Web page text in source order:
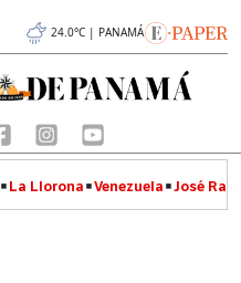
24.0°C | PANAMÁ
La Llorona Venezuela José